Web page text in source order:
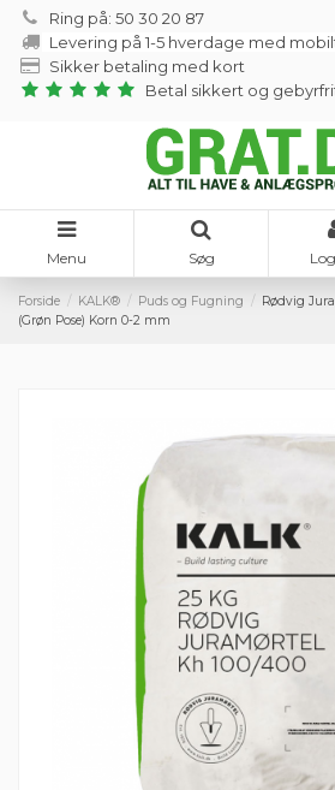
Ring på: 50 30 20 87
Levering på 1-5 hverdage med
Sikker betaling med kort
Betal sikkert og
Menu Søg
Forside KALK® Puds og Fugning
Rødvig
(Grøn Pose) Korn 0-2 mm